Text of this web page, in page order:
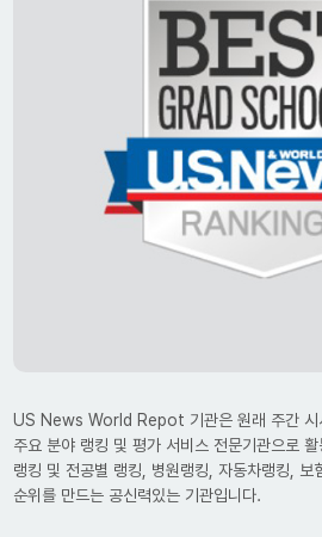
US News World Repot 기관은 원래 주간 시
주요 분야 랭킹 및 평가 서비스 전문기관으로
랭킹 및 전공별 랭킹, 병원랭킹, 자동차랭킹, 보
순위를 만드는 공신력있는 기관입니다.